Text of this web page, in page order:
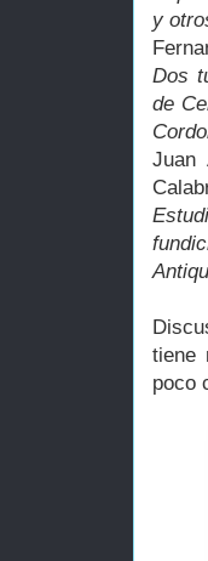
y
Dos
de
Juan
tiene
poco